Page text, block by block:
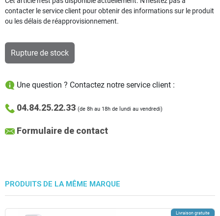
contacter le service client pour obtenir des informations sur le produit
ou les délais de réapprovisionnement.
Rupture de stock
Une question ? Contactez notre service client :
04.84.25.22.33 (de 8h au 18h de lundi au vendredi)
Formulaire de contact
PRODUITS DE LA MÊME MARQUE
Livraison gratuite